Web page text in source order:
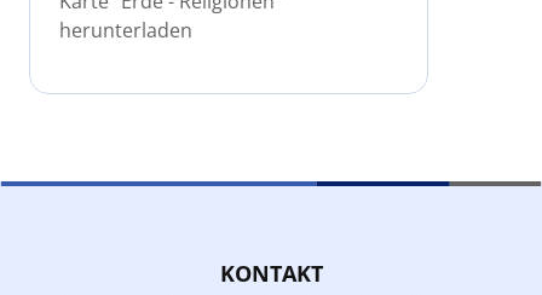
herunterladen
KONTAKT